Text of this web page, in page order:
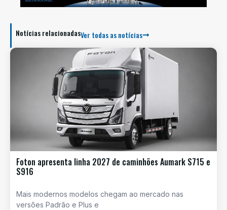
Notícias relacionadasVer todas as notícias
Foton apresenta linha 2027 de caminhões Aumark S715 e
S916
Mais modernos modelos chegam ao mercado nas
versões Padrão e Plus e